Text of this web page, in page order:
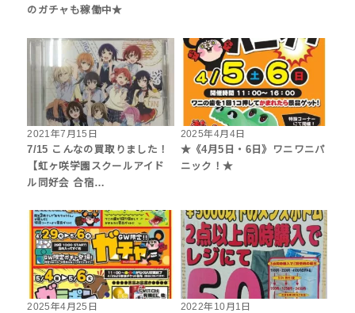
のガチャも稼働中★
2021年7月15日
7/15 こんなの買取りました！
【虹ヶ咲学園スクールアイド
ル同好会 合宿…
2025年4月4日
★《4月5日・6日》ワニワニパ
ニック！★
2025年4月25日
2022年10月1日